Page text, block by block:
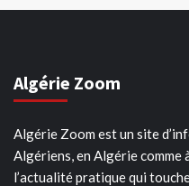
Algérie Zoom
Algérie Zoom est un site
Algériens, en Algérie comme
l’actualité pratique qui